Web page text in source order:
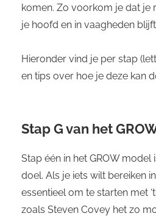
komen. Zo voorkom je dat je
je hoofd en in vaagheden
Hieronder vind je per stap
en tips over hoe je deze kan
Stap G van het
Stap één in het GROW model
doel. Als je iets wilt bereiken
essentieel om te starten met
zoals Steven Covey het zo